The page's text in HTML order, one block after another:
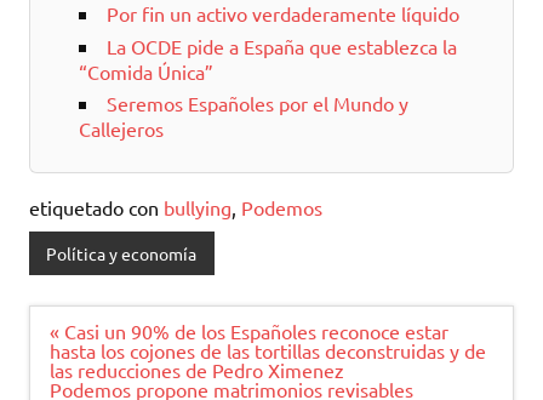
Por fin un activo verdaderamente líquido
La OCDE pide a España que establezca la
“Comida Única”
Seremos Españoles por el Mundo y
Callejeros
etiquetado con bullying, Podemos
Política y economía
Navegación
de
entradas
« Casi un 90% de los Españoles reconoce estar
hasta los cojones de las tortillas deconstruidas y de
las reducciones de Pedro Ximenez
Podemos propone matrimonios revisables